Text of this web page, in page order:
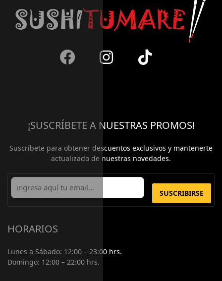
HORARIOS
Lunes a Sábado: 12:00 – 23:00 hrs.
Domingo: 12:00 – 22:00 hrs.
¡SUSCRÍBETE A NUESTRAS PROMOS!
Suscríbete para obtener descuentos exclusivos y mantenerte
actualizado de nuestras novedades.
SUSCRIBIRSE